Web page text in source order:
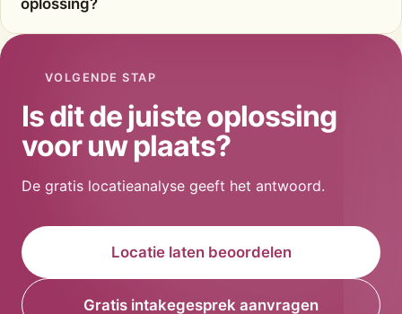
VOLGENDE STAP
Is dit de juiste oplossing
voor uw plaats?
De gratis locatieanalyse geeft het antwoord.
Locatie laten beoordelen
Gratis intakegesprek aanvragen